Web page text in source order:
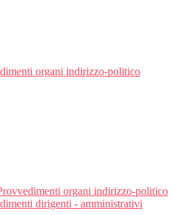
organi indirizzo-politico
organi indirizzo-politico
dirigenti - amministrativi